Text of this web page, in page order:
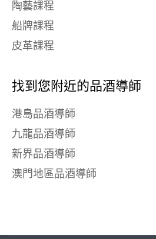
陶藝課程
船牌課程
皮革課程
找到您附近的品酒導師
港島品酒導師
九龍品酒導師
新界品酒導師
澳門地區品酒導師